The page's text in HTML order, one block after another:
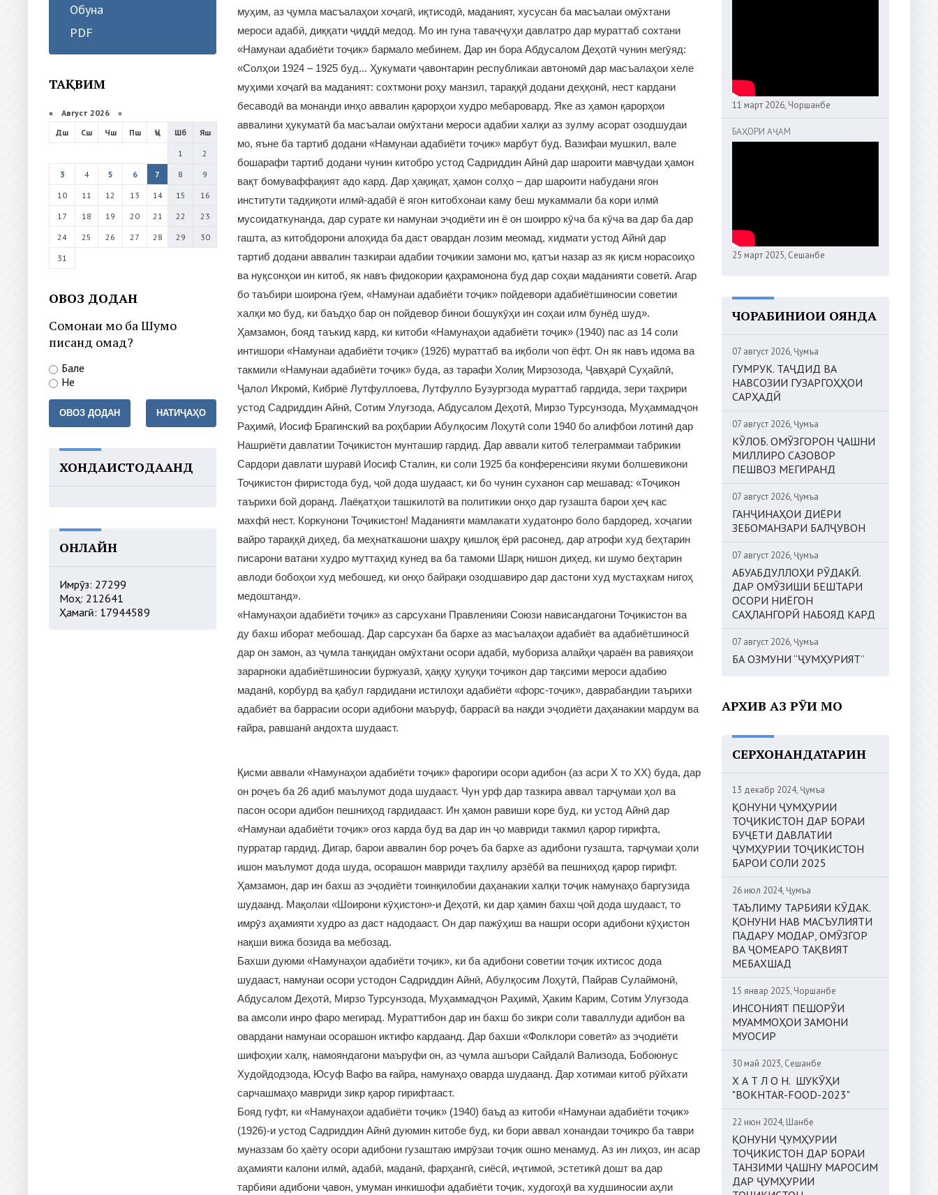
Обуна
PDF
ТАҚВИМ
« Август 2026 »
Дш
Сш Чш Пш Ҷъ Шб
Яш
1
2
3
4 5 6 7 8
9
10
11 12 13 14 15
16
17
18 19 20 21 22
23
24
25 26 27 28 29
30
31
ОВОЗ ДОДАН
Сомонаи мо ба Шумо
писанд омад?
Бале
Не
ОВОЗ ДОДАН НАТИҶАҲО
ХОНДАИСТОДААНД
ОНЛАЙН
Имрӯз: 27299
Моҳ: 212641
Ҳамагӣ: 17944589
муҳим, аз ҷумла масъалаҳои хоҷагӣ, иқтисодӣ, маданият, хусусан ба масъалаи омӯхтани
мероси адабӣ, диққати ҷиддӣ медод. Мо ин гуна таваҷҷуҳи давлатро дар мураттаб сохтани
«Намунаи адабиёти тоҷик» бармало мебинем. Дар ин бора Абдусалом Деҳотӣ чунин мегӯяд:
«Солҳои 1924 – 1925 буд... Ҳукумати ҷавонтарин республикаи автономӣ дар масъалаҳои хеле
муҳими хоҷагӣ ва маданият: сохтмони роҳу манзил, тараққӣ додани деҳқонӣ, нест кардани
бесаводӣ ва монанди инҳо аввалин қарорҳои худро мебаровард. Яке аз ҳамон қарорҳои
аввалини ҳукуматӣ ба масъалаи омӯхтани мероси адабии халқи аз зулму асорат озодшудаи
мо, яъне ба тартиб додани «Намунаи адабиёти тоҷик» марбут буд. Вазифаи мушкил, вале
бошарафи тартиб додани чунин китобро устод Садриддин Айнӣ дар шароити мавҷудаи ҳамон
вақт бомуваффақият адо кард. Дар ҳақиқат, ҳамон солҳо – дар шароити набудани ягон
институти тадқиқоти илмӣ-адабӣ ё ягон китобхонаи каму беш мукаммали ба кори илмӣ
мусоидаткунанда, дар сурате ки намунаи эҷодиёти ин ё он шоирро кӯча ба кӯча ва дар ба дар
гашта, аз китобдорони алоҳида ба даст овардан лозим меомад, хидмати устод Айнӣ дар
тартиб додани аввалин тазкираи адабии тоҷикии замони мо, қатъи назар аз як қисм норасоиҳо
ва нуқсонҳои ин китоб, як навъ фидокории қаҳрамонона буд дар соҳаи маданияти советӣ. Агар
бо таъбири шоирона гӯем, «Намунаи адабиёти тоҷик» пойдевори адабиётшиносии советии
халқи мо буд, ки баъдҳо бар он пойдевор бинои бошукӯҳи ин соҳаи илм бунёд шуд».
Ҳамзамон, бояд таъкид кард, ки китоби «Намунаҳои адабиёти тоҷик» (1940) пас аз 14 соли
интишори «Намунаи адабиёти тоҷик» (1926) мураттаб ва иқболи чоп ёфт. Он як навъ идома ва
такмили «Намунаи адабиёти тоҷик» буда, аз тарафи Холиқ Мирзозода, Ҷавҳарӣ Суҳайлӣ,
Ҷалол Икромӣ, Кибриё Лутфуллоева, Лутфулло Бузургзода мураттаб гардида, зери таҳрири
устод Садриддин Айнӣ, Сотим Улуғзода, Абдусалом Деҳотӣ, Мирзо Турсунзода, Муҳаммадҷон
Раҳимӣ, Иосиф Брагинский ва роҳбарии Абулқосим Лоҳутӣ соли 1940 бо алифбои лотинӣ дар
Нашриёти давлатии Тоҷикистон мунташир гардид. Дар аввали китоб телеграммаи табрикии
Сардори давлати шуравӣ Иосиф Сталин, ки соли 1925 ба конференсияи якуми болшевикони
Тоҷикистон фиристода буд, ҷой дода шудааст, ки бо чунин суханон сар мешавад: «Тоҷикон
таърихи бой доранд. Лаёқатҳои ташкилотӣ ва политикии онҳо дар гузашта барои ҳеҷ кас
махфӣ нест. Коркунони Тоҷикистон! Маданияти мамлакати худатонро боло бардоред, хоҷагии
вайро тараққӣ диҳед, ба меҳнаткашони шаҳру қишлоқ ёрӣ расонед, дар атрофи худ беҳтарин
писарони ватани худро муттаҳид кунед ва ба тамоми Шарқ нишон диҳед, ки шумо беҳтарин
авлоди бобоҳои худ мебошед, ки онҳо байрақи озодшавиро дар дастони худ мустаҳкам нигоҳ
медоштанд».
«Намунаҳои адабиёти тоҷик» аз сарсухани Правленияи Союзи нависандагони Тоҷикистон ва
ду бахш иборат мебошад. Дар сарсухан ба бархе аз масъалаҳои адабиёт ва адабиётшиносӣ
дар он замон, аз ҷумла танқидан омӯхтани осори адабӣ, мубориза алайҳи ҷараён ва равияҳои
зарарноки адабиётшиносии буржуазӣ, ҳаққу ҳуқуқи тоҷикон дар тақсими мероси адабию
маданӣ, корбурд ва қабул гардидани истилоҳи адабиёти «форс-тоҷик», даврабандии таърихи
адабиёт ва баррасии осори адибони маъруф, баррасӣ ва нақди эҷодиёти даҳанакии мардум ва
ғайра, равшанӣ андохта шудааст.
Қисми аввали «Намунаҳои адабиёти тоҷик» фарогири осори адибон (аз асри Х то ХХ) буда, дар
он роҷеъ ба 26 адиб маълумот дода шудааст. Чун урф дар тазкира аввал тарҷумаи ҳол ва
пасон осори адибон пешниҳод гардидааст. Ин ҳамон равиши коре буд, ки устод Айнӣ дар
«Намунаи адабиёти тоҷик» оғоз карда буд ва дар ин ҷо мавриди такмил қарор гирифта,
пурратар гардид. Дигар, барои аввалин бор роҷеъ ба бархе аз адибони гузашта, тарҷумаи ҳоли
ишон маълумот дода шуда, осорашон мавриди таҳлилу арзёбӣ ва пешниҳод қарор гирифт.
Ҳамзамон, дар ин бахш аз эҷодиёти тоинқилобии даҳанакии халқи тоҷик намунаҳо баргузида
шудаанд. Мақолаи «Шоирони кӯҳистон»-и Деҳотӣ, ки дар ҳамин бахш ҷой дода шудааст, то
имрӯз аҳамияти худро аз даст надодааст. Он дар пажӯҳиш ва нашри осори адибони кӯҳистон
нақши вижа бозида ва мебозад.
Бахши дуюми «Намунаҳои адабиёти тоҷик», ки ба адибони советии тоҷик ихтисос дода
шудааст, намунаи осори устодон Садриддин Айнӣ, Абулқосим Лоҳутӣ, Пайрав Сулаймонӣ,
Абдусалом Деҳотӣ, Мирзо Турсунзода, Муҳаммадҷон Раҳимӣ, Ҳаким Карим, Сотим Улуғзода
ва амсоли инро фаро мегирад. Мураттибон дар ин бахш бо зикри соли таваллуди адибон ва
овардани намунаи осорашон иктифо кардаанд. Дар бахши «Фолклори советӣ» аз эҷодиёти
шифоҳии халқ, намояндагони маъруфи он, аз ҷумла ашъори Сайдалӣ Вализода, Бобоюнус
Худойдодзода, Юсуф Вафо ва ғайра, намунаҳо оварда шудаанд. Дар хотимаи китоб рӯйхати
сарчашмаҳо мавриди зикр қарор гирифтааст.
Бояд гуфт, ки «Намунаҳои адабиёти тоҷик» (1940) баъд аз китоби «Намунаи адабиёти тоҷик»
(1926)-и устод Садриддин Айнӣ дуюмин китобе буд, ки бори аввал хонандаи тоҷикро ба таври
муназзам бо ҳаёту осори адибони гузаштаю имрӯзаи тоҷик ошно менамуд. Аз ин лиҳоз, ин асар
аҳамияти калони илмӣ, адабӣ, маданӣ, фарҳангӣ, сиёсӣ, иҷтимоӣ, эстетикӣ дошт ва дар
тарбияи адибони ҷавон, умуман инкишофи адабиёти тоҷик, худогоҳӣ ва худшиносии аҳли
11 март 2026, Чоршанбе
БАҲОРИ АҶАМ
25 март 2025, Сешанбе
ЧОРАБИНИҲОИ ОЯНДА
07 август 2026, Ҷумъа
ГУМРУК. ТАҶДИД ВА
НАВСОЗИИ ГУЗАРГОҲҲОИ
САРҲАДӢ
07 август 2026, Ҷумъа
КӮЛОБ. ОМӮЗГОРОН ҶАШНИ
МИЛЛИРО САЗОВОР
ПЕШВОЗ МЕГИРАНД
07 август 2026, Ҷумъа
ГАНҶИНАҲОИ ДИЁРИ
ЗЕБОМАНЗАРИ БАЛҶУВОН
07 август 2026, Ҷумъа
АБУАБДУЛЛОҲИ РӮДАКӢ.
ДАР ОМӮЗИШИ БЕШТАРИ
ОСОРИ НИЁГОН
САҲЛАНГОРӢ НАБОЯД КАРД
07 август 2026, Ҷумъа
БА ОЗМУНИ “ҶУМҲУРИЯТ”
АРХИВ АЗ РӮИ МОҲ
СЕРХОНАНДАТАРИН
13 декабр 2024, Ҷумъа
ҚОНУНИ ҶУМҲУРИИ
ТОҶИКИСТОН ДАР БОРАИ
БУҶЕТИ ДАВЛАТИИ
ҶУМҲУРИИ ТОҶИКИСТОН
БАРОИ СОЛИ 2025
26 июл 2024, Ҷумъа
ТАЪЛИМУ ТАРБИЯИ КӮДАК.
ҚОНУНИ НАВ МАСЪУЛИЯТИ
ПАДАРУ МОДАР, ОМӮЗГОР
ВА ҶОМЕАРО ТАҚВИЯТ
МЕБАХШАД
15 январ 2025, Чоршанбе
ИНСОНИЯТ ПЕШОРӮИ
МУАММОҲОИ ЗАМОНИ
МУОСИР
30 май 2023, Сешанбе
Х А Т Л О Н. ШУКӮҲИ
"BOKHTAR-FOOD-2023"
22 июн 2024, Шанбе
ҚОНУНИ ҶУМҲУРИИ
ТОҶИКИСТОН ДАР БОРАИ
ТАНЗИМИ ҶАШНУ МАРОСИМ
ДАР ҶУМҲУРИИ